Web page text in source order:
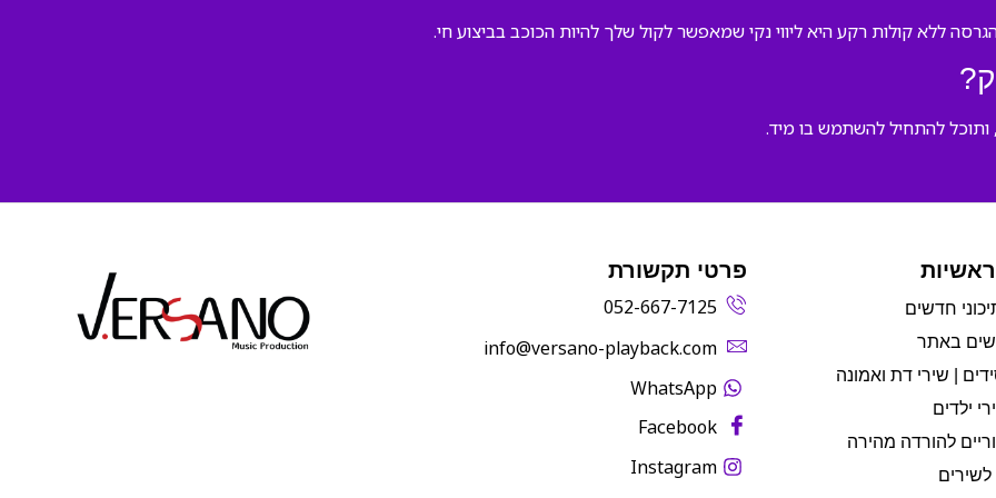
ללא קולות רקע היא ליווי נקי שמאפשר לקול שלך להיות הכוכב בביצוע חי.
להתחיל להשתמש בו מיד.
חדשים
באתר
| שירי דת ואמונה
ילדים
להורדה מהירה
פרטי תקשורת
052-667-7125
‫info@versano-playback.com‬
WhatsApp
Facebook
Instagram